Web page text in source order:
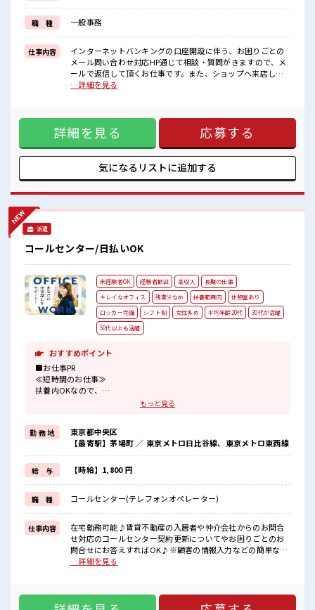
■職場の雰囲気
休憩室でホッと一息リフレッシュ！
職場にはロッカー完備！
私物の置きすぎには注意が必要ですね★
高収入もバッチリ目指せますよ！
職 種 一般事務
仕事内容
インターネットバンキングの口座開設に伴う、お困りごとの
メール問い合わせ対応HP通じて相談・質問がきますので、メ
ールで返信して頂くお仕事です。また、ショップへ来店して
いる方とWEBでつないで、お困りごとをご案内頂く対応を数
≪未経験OKの仕事≫ 新しいことにチャレンジするのは不安だ
けど、 しっかり働く環境が整っています！ イチからスキル
UP・ステップUP目指していきましょう！ ≪収入アップを目
指せる≫ 高時給だらけの派遣のお仕事です！ ■職場の雰囲気
休憩室でホッと一息リフレッシュ！ 職場にはロッカー完備！
私物の置きすぎには注意が必要ですね★ 高収入もバッチリ目
…詳細を見る
詳細を見る 応募する
気になるリストに追加する
派遣
コールセンター/日払いOK
未経験者OK 経験者歓迎 高収入
長期の仕事
キレイなオフィス
残業少なめ 扶養範囲内
休憩室あり
ロッカー完備
シフト制 女性多め 平均年齢20代
30代が活躍
50代以上も活躍
おすすめポイント
■お仕事PR
≪短時間のお仕事≫
扶養内OKなので、
主婦&主夫さんも気軽にご応募くださいね♪
これまでの経験を活かしませんか？
ブランクがあっても大丈夫♪
経験はちょっとだけ…という方もOK！
≪女性も働きやすい職場≫
もちろん男性の応募も歓迎ですよ！
≪無理なく働ける≫
場合によってはお願いすることもありますが、
残業はほとんどナシ！
≪収入アップを目指せる≫
高時給だらけの派遣のお仕事です！
■職場の雰囲気
女性が多い職場ですが男女は問いません！
休憩室で楽しくランチ♪
時間があれば昼寝もしちゃおう！
もっと見る
勤 務 地
東京都中央区
【最寄駅】茅場町 ／ 東京メトロ日比谷線、東京メトロ東西線
給 与 【時給】1,800 円
職 種 コールセンター(テレフォンオペレーター)
仕事内容
在宅勤務可能♪賃貸不動産の入居者や仲介会社からのお問合
せ対応のコールセンター契約更新についてやお困りごとのお
問合せにお答えすればOK♪※顧客の情報入力などの簡単なデ
ータ入力も行います◆具体的には…・お部屋に設置してある
SVに聞ける環境です。 ■お仕事PR ≪短時間のお仕事≫ 扶養内
OKなので、 主婦&主夫さんも気軽にご応募くださいね♪ ≪経
…詳細を見る